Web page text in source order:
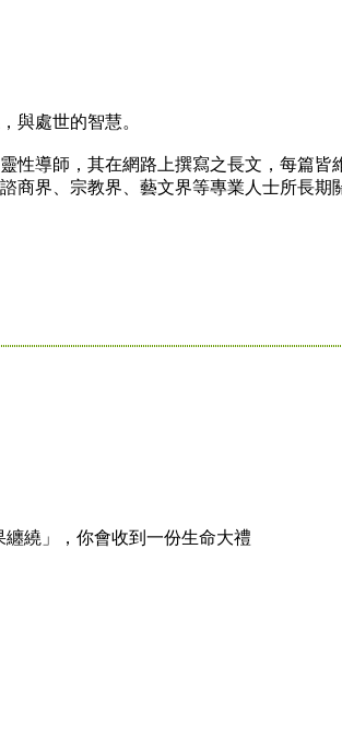
與處世的智慧。
性導師，其在網路上撰寫之長文，每篇皆
商界、宗教界、藝文界等專業人士所長期
繞」，你會收到一份生命大禮